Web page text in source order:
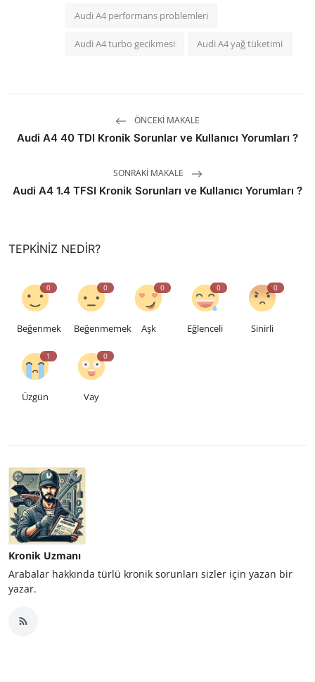
Audi A4 performans problemleri
Audi A4 turbo gecikmesi Audi A4 yağ tüketimi
ÖNCEKI MAKALE
Audi A4 40 TDI Kronik Sorunlar ve Kullanıcı Yorumları ?
SONRAKI MAKALE
Audi A4 1.4 TFSI Kronik Sorunları ve Kullanıcı Yorumları ?
TEPKINIZ NEDIR?
0
Beğenmek
0
Beğenmemek
0
Aşk
0
Eğlenceli
0
Sinirli
1
Üzgün
0
Vay
Kronik Uzmanı
Arabalar hakkında türlü kronik sorunları sizler için yazan bir
yazar.